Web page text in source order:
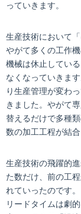
っていきます。
生産技術において
やがて多くの工作
機械は休止してい
なくなっていきま
り生産管理が変わ
きました。やがて
替えるだけで多種
数の加工工程が結
生産技術の飛躍的
た数だけ、前の工
れていったのです
リードタイムは劇